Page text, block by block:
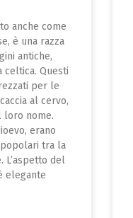
anche come
è una razza
antiche,
celtica. Questi
per le
al cervo,
loro nome.
erano
tra la
L’aspetto del
elegante